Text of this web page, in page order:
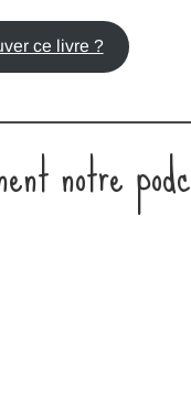
ce livre ?(
s
o
r
notre